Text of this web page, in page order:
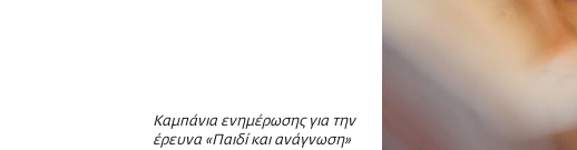
Καμπάνια ενημέρωσης για την
έρευνα «Παιδί και ανάγνωση»